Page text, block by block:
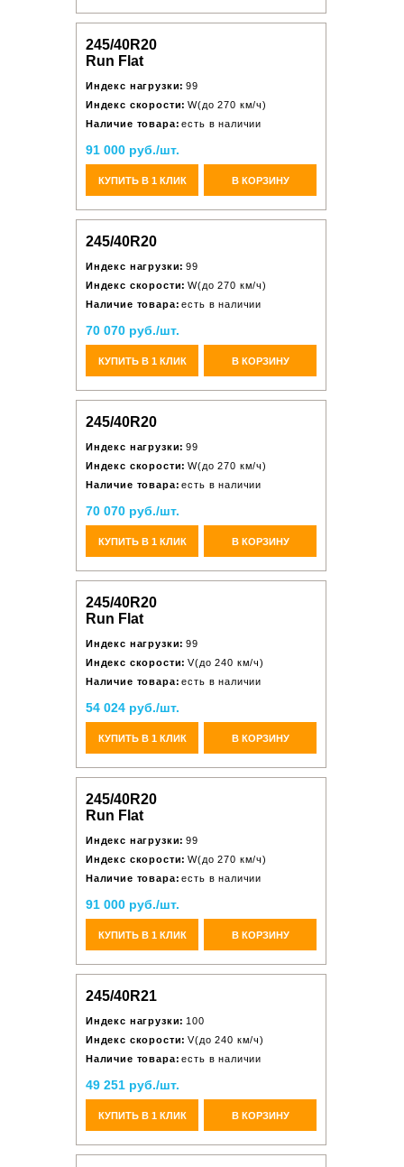
245/40R20
Run Flat
Индекс нагрузки: 99
Индекс скорости: W(до 270 км/ч)
Наличие товара: есть в наличии
91 000 руб./шт.
КУПИТЬ В 1 КЛИК В КОРЗИНУ
245/40R20
Индекс нагрузки: 99
Индекс скорости: W(до 270 км/ч)
Наличие товара: есть в наличии
70 070 руб./шт.
КУПИТЬ В 1 КЛИК В КОРЗИНУ
245/40R20
Индекс нагрузки: 99
Индекс скорости: W(до 270 км/ч)
Наличие товара: есть в наличии
70 070 руб./шт.
КУПИТЬ В 1 КЛИК В КОРЗИНУ
245/40R20
Run Flat
Индекс нагрузки: 99
Индекс скорости: V(до 240 км/ч)
Наличие товара: есть в наличии
54 024 руб./шт.
КУПИТЬ В 1 КЛИК В КОРЗИНУ
245/40R20
Run Flat
Индекс нагрузки: 99
Индекс скорости: W(до 270 км/ч)
Наличие товара: есть в наличии
91 000 руб./шт.
КУПИТЬ В 1 КЛИК В КОРЗИНУ
245/40R21
Индекс нагрузки: 100
Индекс скорости: V(до 240 км/ч)
Наличие товара: есть в наличии
49 251 руб./шт.
КУПИТЬ В 1 КЛИК В КОРЗИНУ